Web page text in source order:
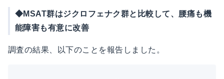
◆MSAT群はジクロフェナク群と比較して、腰痛も機
能障害も有意に改善
調査の結果、以下のことを報告しました。